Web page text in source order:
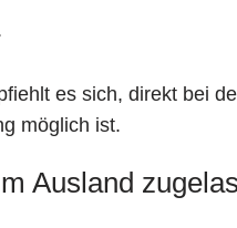
es sich, direkt bei
möglich ist.
Ausland